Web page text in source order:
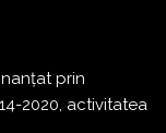
prin
2020, activitatea